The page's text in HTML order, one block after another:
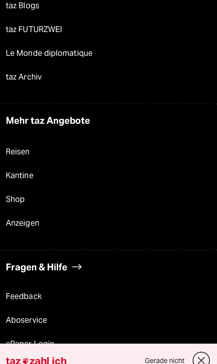
taz Blogs
taz FUTURZWEI
Le Monde diplomatique
taz Archiv
Mehr taz Angebote
Reisen
Kantine
Shop
Anzeigen
Fragen & Hilfe
Feedback
Aboservice
ePaper Login
taz zahl ich Gerade nicht